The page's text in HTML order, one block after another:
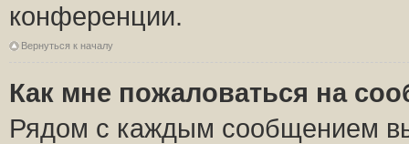
конференции.
Вернуться к началу
Как мне пожаловаться на
Рядом с каждым сообщением